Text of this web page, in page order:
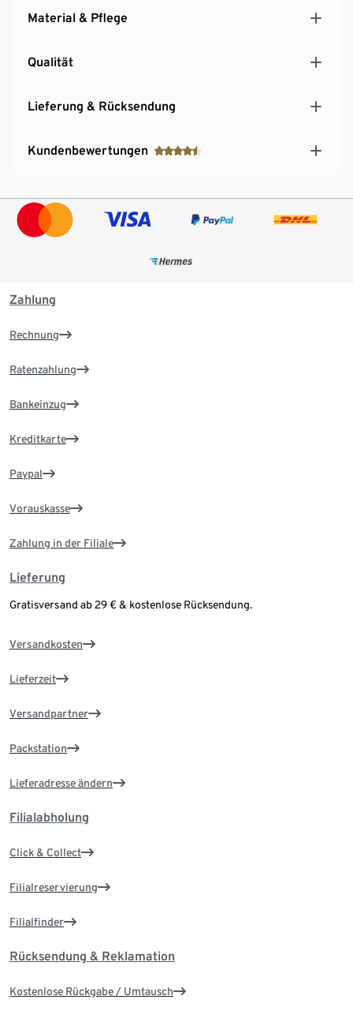
Material & Pflege
Qualität
Lieferung & Rücksendung
Kundenbewertungen
Zahlung
Rechnung
Ratenzahlung
Bankeinzug
Kreditkarte
Paypal
Vorauskasse
Zahlung in der Filiale
Lieferung
Gratisversand ab 29 € & kostenlose Rücksendung.
Versandkosten
Lieferzeit
Versandpartner
Packstation
Lieferadresse ändern
Filialabholung
Click & Collect
Filialreservierung
Filialfinder
Rücksendung & Reklamation
Kostenlose Rückgabe / Umtausch